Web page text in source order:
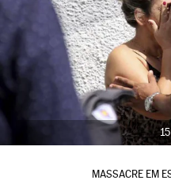
MASSACRE EM